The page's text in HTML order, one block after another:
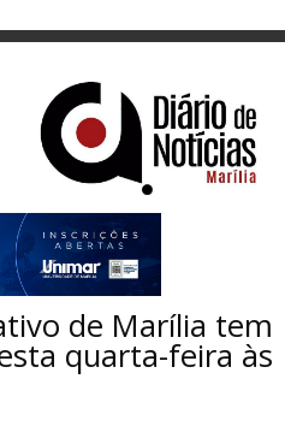
de Marília tem
quarta-feira às